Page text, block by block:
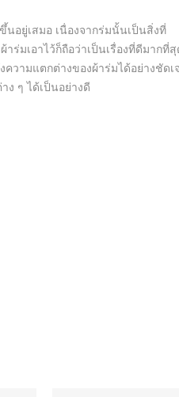
นอยู่เสมอ เนื่องจากร่มนั้นเป็นสิ่งที่
มเอาไว้ก็ถือว่าเป็นเรื่องที่ดีมากที่สุ
วามแตกต่างของผ้าร่มได้อย่างชัดเ
ง ๆ ได้เป็นอย่างดี